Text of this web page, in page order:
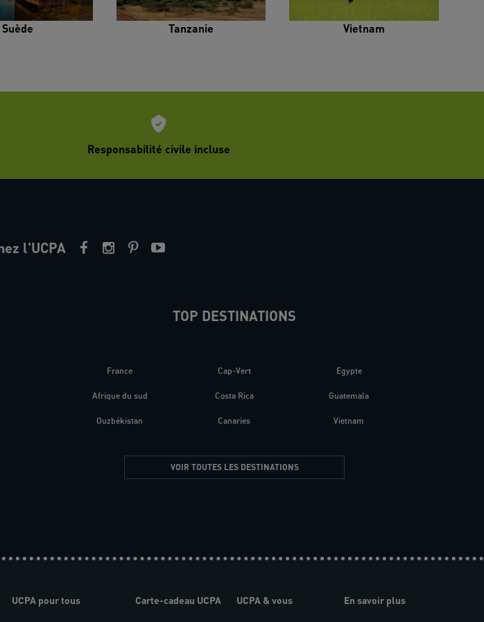
Suède Tanzanie Vietnam
Responsabilité civile incluse
l'UCPA
TOP DESTINATIONS
France
Afrique du sud
Ouzbékistan
Cap-Vert
Costa Rica
Canaries
Egypte
Guatemala
Vietnam
VOIR TOUTES LES DESTINATIONS
UCPA pour tous Carte-cadeau UCPA UCPA & vous En savoir plus